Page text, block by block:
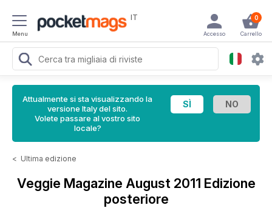
Menu
IT 0
Carrello
Accesso
Attualmente si sta visualizzando la
versione Italy del sito.
Volete passare al vostro sito
locale?
< Ultima edizione
Veggie Magazine August 2011 Edizione
posteriore